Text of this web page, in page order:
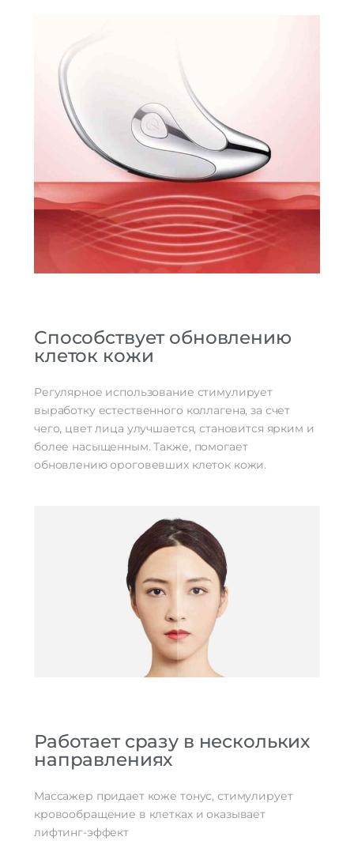
Способствует обновлению
клеток кожи
Регулярное использование стимулирует
выработку естественного коллагена, за счет
чего, цвет лица улучшается, становится ярким и
более насыщенным. Также, помогает
обновлению ороговевших клеток кожи.
Работает сразу в нескольких
направлениях
Массажер придает коже тонус, стимулирует
кровообращение в клетках и оказывает
лифтинг-эффект